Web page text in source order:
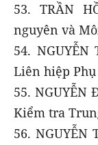
53. TRẦN
nguyên và
54.
Liên hiệp
55. NGUYỄN
Kiểm tra
56.